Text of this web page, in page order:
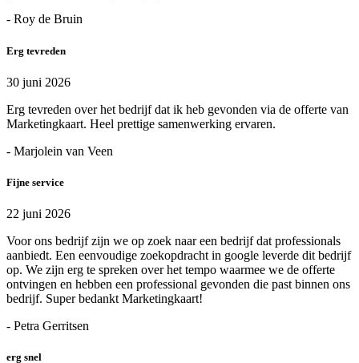
- Roy de Bruin
Erg tevreden
30 juni 2026
Erg tevreden over het bedrijf dat ik heb gevonden via de offerte van
Marketingkaart. Heel prettige samenwerking ervaren.
- Marjolein van Veen
Fijne service
22 juni 2026
Voor ons bedrijf zijn we op zoek naar een bedrijf dat professionals
aanbiedt. Een eenvoudige zoekopdracht in google leverde dit bedrijf
op. We zijn erg te spreken over het tempo waarmee we de offerte
ontvingen en hebben een professional gevonden die past binnen ons
bedrijf. Super bedankt Marketingkaart!
- Petra Gerritsen
erg snel